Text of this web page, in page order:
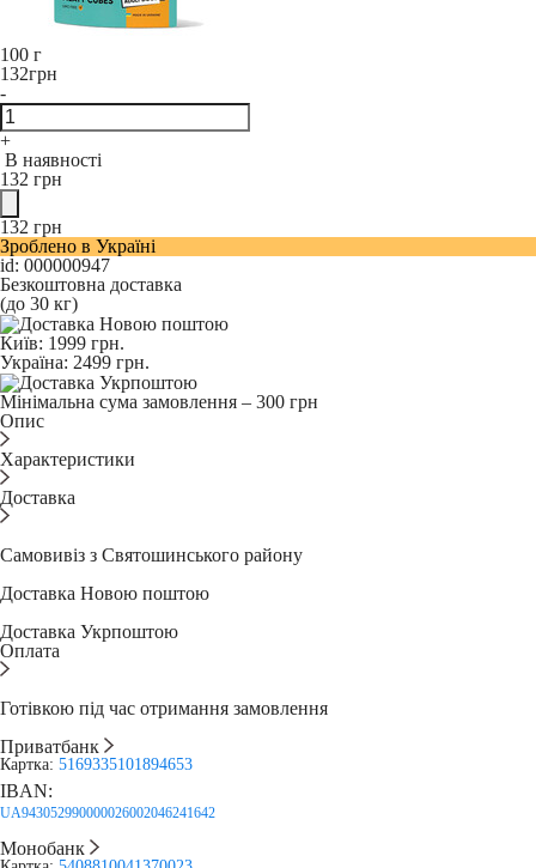
100 г
132грн
-
+
В наявності
132 грн
132 грн
Зроблено в Україні
id: 000000947
Безкоштовна доставка
(до 30 кг)
Київ: 1999 грн.
Україна: 2499 грн.
Мінімальна сума замовлення – 300 грн
Опис
Характеристики
Доставка
Самовивіз з Святошинського району
Доставка Новою поштою
Доставка Укрпоштою
Оплата
Готівкою під час отримання замовлення
Приватбанк
Картка: 5169335101894653
IBAN:
UA943052990000026002046241642
Монобанк